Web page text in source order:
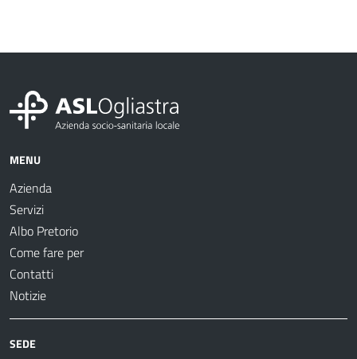
MENU
Azienda
Servizi
Albo Pretorio
Come fare per
Contatti
Notizie
SEDE